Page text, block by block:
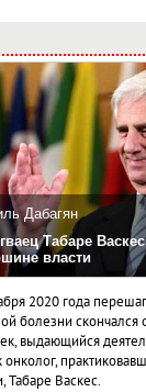
Дабагян
Табаре
власти
2020 года
болезни скончался
выдающийся
онколог,
Табаре Васкес.